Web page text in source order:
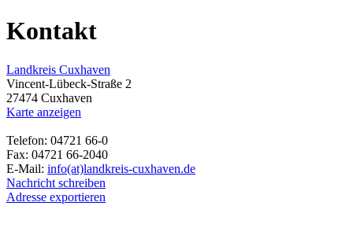
Kontakt
Landkreis Cuxhaven
Vincent-Lübeck-Straße 2
27474 Cuxhaven
Karte anzeigen
Telefon: 04721 66-0
Fax: 04721 66-2040
E-Mail: info(at)landkreis-cuxhaven.de
Nachricht schreiben
Adresse exportieren